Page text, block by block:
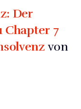
Der
7
von